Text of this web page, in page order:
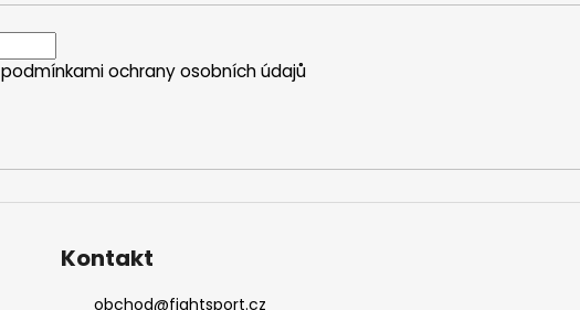
podmínkami ochrany osobních údajů
Kontakt
obchod@fightsport.cz